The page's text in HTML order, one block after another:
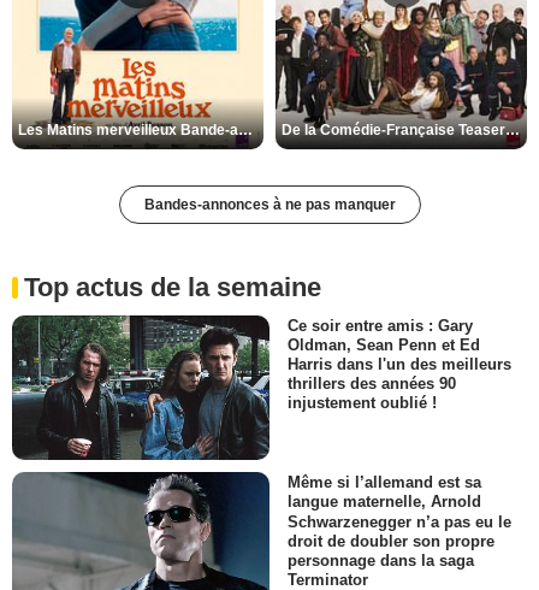
Les Matins merveilleux Bande-annonce VF De la Comédie-Française Teaser VF
Bandes-annonces à ne pas manquer
Top actus de la semaine
Ce soir entre amis : Gary
Oldman, Sean Penn et Ed
Harris dans l'un des meilleurs
thrillers des années 90
injustement oublié !
Même si l’allemand est sa
langue maternelle, Arnold
Schwarzenegger n’a pas eu le
droit de doubler son propre
personnage dans la saga
Terminator